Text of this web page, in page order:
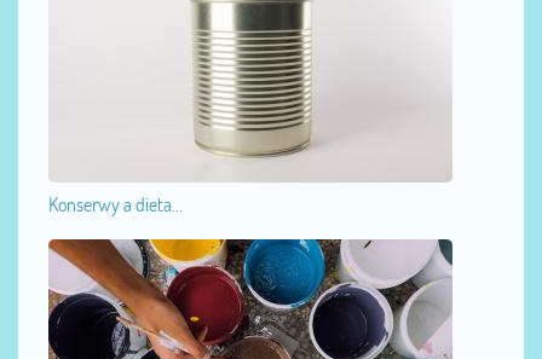
Konserwy a dieta...